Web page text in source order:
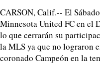
CARSON, Calif.-- El
Minnesota United FC en el
lo que cerrarán su
la MLS ya que no lograron
coronado Campeón en la